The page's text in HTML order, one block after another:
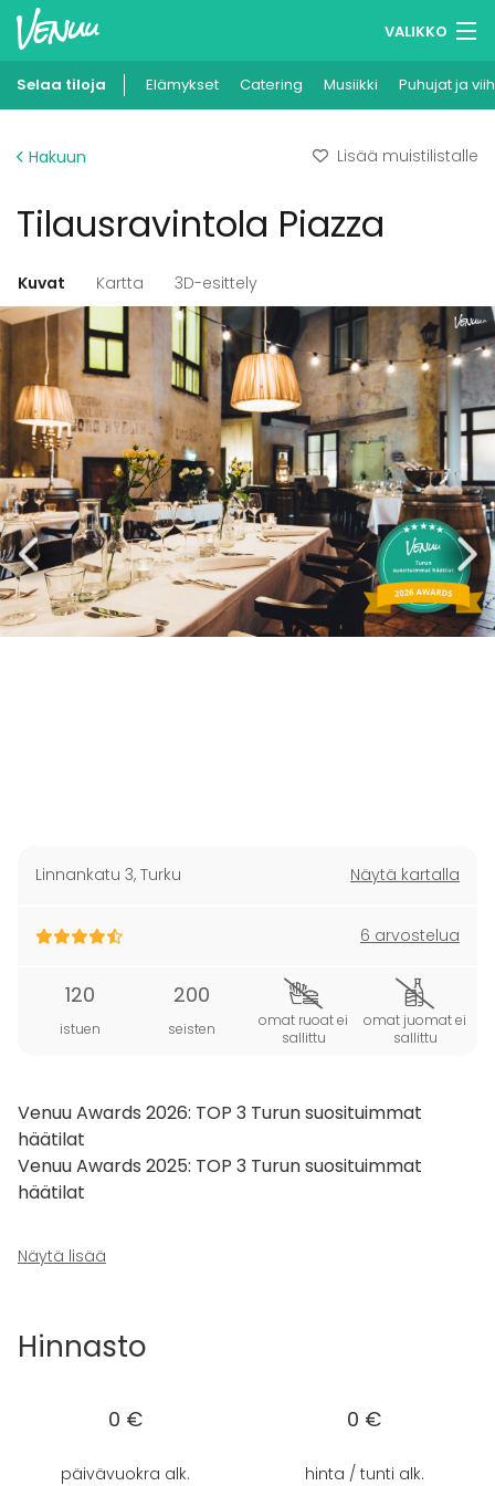
VALIKKO
Muistilistasi
Ilmoita kohteesi
Selaa tiloja Elämykset Catering Musiikki Puhujat ja
Hakuun Lisää muistilistalle
Tilausravintola Piazza
Kuvat Kartta 3D-esittely
Linnankatu 3, Turku Näytä kartalla
6 arvostelua
120
istuen
200
seisten
omat ruoat ei
sallittu
omat juomat ei
sallittu
Venuu Awards 2026: TOP 3 Turun suosituimmat
häätilat
Venuu Awards 2025: TOP 3 Turun suosituimmat
häätilat
Olipa kysessä sitten pikkujoulut, karonkat, vuosijuhlat,
syntymäpäivät, valmistujaiset tai muuten vaan
näköiseesi tapahtumaan. Autamme mielellämme
Käytettävissä on nykyaikaiset kokoustarvikkeet ja
erinomainen äänentoisto. Uniikista tilasta löytyy
Näytä lisää
Hinnasto
0 €
päivävuokra alk.
0 €
hinta / tunti alk.